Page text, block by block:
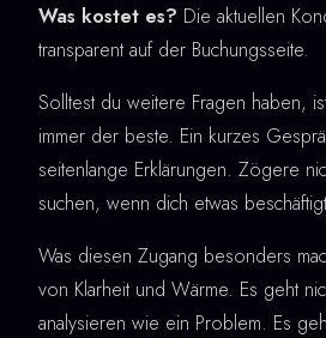
Was kostet es? Die aktuellen
transparent auf der Buchungsseite.
Solltest du weitere Fragen haben,
immer der beste. Ein kurzes
seitenlange Erklärungen. Zögere
suchen, wenn dich etwas
Was diesen Zugang besonders
von Klarheit und Wärme. Es geht
analysieren wie ein Problem. Es